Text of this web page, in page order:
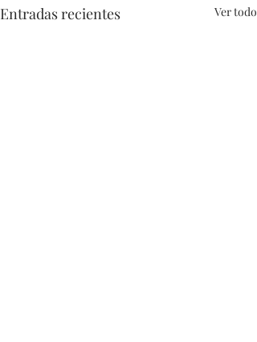
Entradas recientes Ver todo